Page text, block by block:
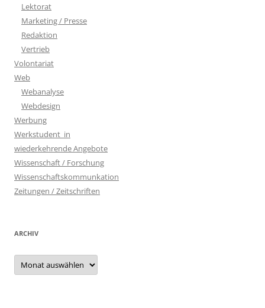
Lektorat
Marketing / Presse
Redaktion
Vertrieb
Volontariat
Web
Webanalyse
Webdesign
Werbung
Werkstudent_in
wiederkehrende Angebote
Wissenschaft / Forschung
Wissenschaftskommunkation
Zeitungen / Zeitschriften
ARCHIV
Archiv